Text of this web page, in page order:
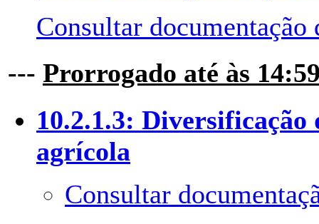
Consultar documentação
--- Prorrogado até às
10.2.1.3: Diversificação
agrícola
Consultar